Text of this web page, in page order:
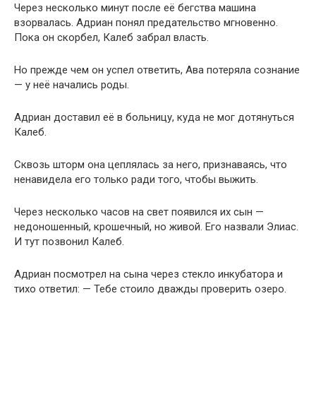
Через несколько минут после её бегства машина
взорвалась. Адриан понял предательство мгновенно.
Пока он скорбел, Калеб забрал власть.
Но прежде чем он успел ответить, Ава потеряла сознание
— у неё начались роды.
Адриан доставил её в больницу, куда не мог дотянуться
Калеб.
Сквозь шторм она цеплялась за него, признаваясь, что
ненавидела его только ради того, чтобы выжить.
Через несколько часов на свет появился их сын —
недоношенный, крошечный, но живой. Его назвали Элиас.
И тут позвонил Калеб.
Адриан посмотрел на сына через стекло инкубатора и
тихо ответил: — Тебе стоило дважды проверить озеро.